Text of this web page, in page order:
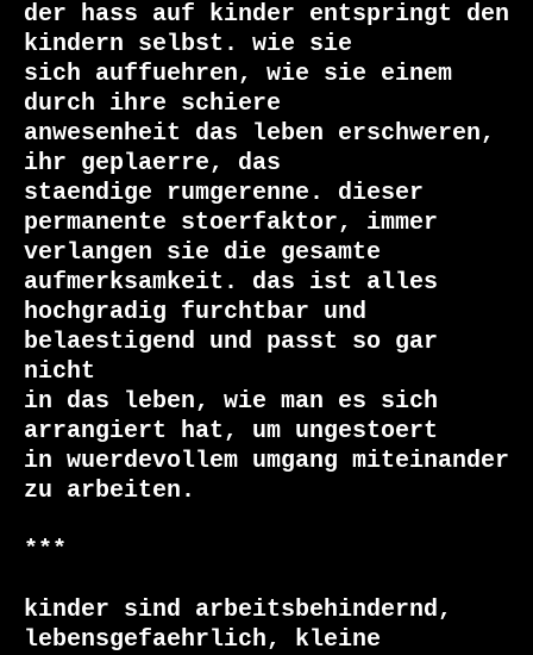
der hass auf kinder entspringt den
kindern selbst. wie sie
sich auffuehren, wie sie einem
durch ihre schiere
anwesenheit das leben erschweren,
ihr geplaerre, das
staendige rumgerenne. dieser
permanente stoerfaktor, immer
verlangen sie die gesamte
aufmerksamkeit. das ist alles
hochgradig furchtbar und
belaestigend und passt so gar
nicht
in das leben, wie man es sich
arrangiert hat, um ungestoert
in wuerdevollem umgang miteinander
zu arbeiten.
***
kinder sind arbeitsbehindernd,
lebensgefaehrlich, kleine